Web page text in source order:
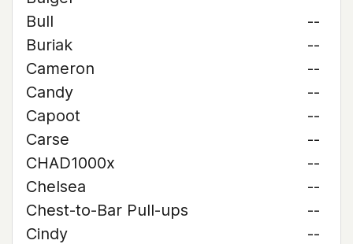
Bull
--
Buriak
--
Cameron
--
Candy
--
Capoot
--
Carse
--
CHAD1000x
--
Chelsea
--
Chest-to-Bar Pull-ups
--
Cindy
--